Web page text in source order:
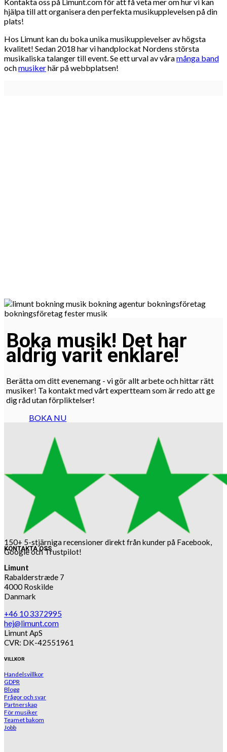
hjälpa till att organisera den perfekta musikupplevelsen på din
plats!
Hos Limunt kan du boka unika musikupplevelser av högsta
kvalitet! Sedan 2018 har vi handplockat Nordens största
musikaliska talanger till event. Se ett urval av våramånga band
ochmusikerhär på webbplatsen!
Boka musik! Det har
aldrig varit enklare!
Berätta om ditt evenemang - vi gör allt arbete och hittar rätt
musiker! Ta kontakt med vårt expertteam som är redo att ge
dig råd utan förpliktelser!
BOKA NU
150+ 5-stjärniga recensioner direkt från kunder på Facebook,
Google och Trustpilot!
KONTAKTA OSS
Limunt
Rabalderstræde 7
4000 Roskilde
Danmark
+46 10 3372995
hej@limunt.com
Limunt ApS
CVR: DK-42551961
VILLKOR
Handelsvillkor
GDPR
Blogg
Frågor och svar
Partnerskap
För musiker
Teamet bakom
Jobb